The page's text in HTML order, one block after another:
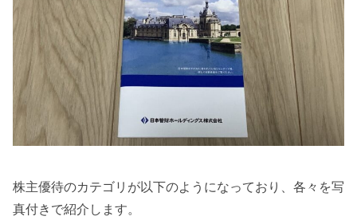
株主優待のカテゴリが以下のようになっており、各々を写
真付きで紹介します。